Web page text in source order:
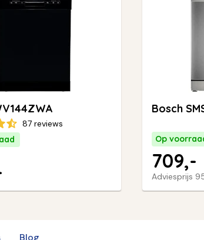
87 reviews
Bosch
Op
Adviesprijs
709,-
Blog